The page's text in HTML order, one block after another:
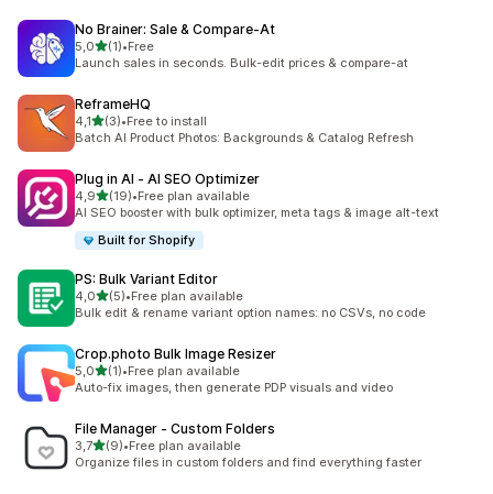
No Brainer: Sale & Compare‑At
5,0av 5 stjerner
(1)
Totalt 1 omtaler
•Free
Launch sales in seconds. Bulk-edit prices & compare-at
ReframeHQ
4,1av 5 stjerner
(3)
Totalt 3 omtaler
•Free to install
Batch AI Product Photos: Backgrounds & Catalog Refresh
Plug in AI ‑ AI SEO Optimizer
4,9av 5 stjerner
(19)
Totalt 19 omtaler
•Free plan available
AI SEO booster with bulk optimizer, meta tags & image alt-text
Built for Shopify
PS: Bulk Variant Editor
4,0av 5 stjerner
(5)
Totalt 5 omtaler
•Free plan available
Bulk edit & rename variant option names: no CSVs, no code
Crop.photo Bulk Image Resizer
5,0av 5 stjerner
(1)
Totalt 1 omtaler
•Free plan available
Auto-fix images, then generate PDP visuals and video
File Manager ‑ Custom Folders
3,7av 5 stjerner
(9)
Totalt 9 omtaler
•Free plan available
Organize files in custom folders and find everything faster